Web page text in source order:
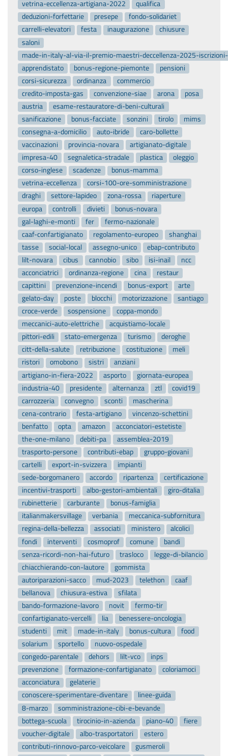
vetrina-eccellenza-artigiana-2022
qualifica
deduzioni-forfettarie
presepe
fondo-solidariet
carrelli-elevatori
festa inaugurazione
chiusure
saloni
made-in-italy-al-via-il-premio-maestri-deccellenza-2025-
apprendistato
bonus-regione-piemonte
pensioni
corsi-sicurezza
ordinanza
commercio
credito-imposta-gas
convenzione-siae arona
posa
austria
esame-restauratore-di-beni-culturali
sanificazione
bonus-facciate sonzini tirolo
mims
consegna-a-domicilio
auto-ibride
caro-bollette
vaccinazioni
provincia-novara
artigianato-digitale
impresa-40
segnaletica-stradale plastica
oleggio
corso-inglese
scadenze
bonus-mamma
vetrina-eccellenza
corsi-100-ore-somministrazione
draghi
settore-lapideo zona-rossa
riaperture
europa
controlli divieti
bonus-novara
gal-laghi-e-monti
fer
fermo-nazionale
caaf-confartigianato
regolamento-europeo
shanghai
tasse
social-local assegno-unico
ebap-contributo
lilt-novara
cibus cannobio sibo isi-inail
ncc
acconciatrici
ordinanza-regione cina
restaur
capittini
prevenzione-incendi bonus-export
arte
gelato-day
poste blocchi motorizzazione
santiago
croce-verde
sospensione
coppa-mondo
meccanici-auto-elettriche
acquistiamo-locale
pittori-edili
stato-emergenza turismo
deroghe
citt-della-salute
retribuzione costituzione
meli
ristori
omobono sistri
anziani
artigiano-in-fiera-2022
asporto
giornata-europea
industria-40
presidente alternanza ztl
covid19
carrozzeria
convegno sconti
mascherina
cena-contrario
festa-artigiano
vincenzo-schettini
benfatto
opta amazon
acconciatori-estetiste
the-one-milano
debiti-pa
assemblea-2019
trasporto-persone
contributi-ebap
gruppo-giovani
cartelli
export-in-svizzera
impianti
sede-borgomanero
accordo ripartenza
certificazione
incentivi-trasporti
albo-gestori-ambientali
giro-ditalia
rubinetterie
carburante
bonus-famiglia
italianmakersvillage
verbania
meccanica-subfornitura
regina-della-bellezza
associati ministero
alcolici
fondi
interventi cosmoprof comune
bandi
senza-ricordi-non-hai-futuro
trasloco
legge-di-bilancio
chiacchierando-con-lautore
gommista
autoriparazioni-sacco
mud-2023 telethon
caaf
bellanova
chiusura-estiva
sfilata
bando-formazione-lavoro
novit
fermo-tir
confartigianato-vercelli
lia
benessere-oncologia
studenti
mit made-in-italy bonus-cultura
food
solarium
sportello
nuovo-ospedale
congedo-parentale
dehors lilt-vco
inps
prevenzione
formazione-confartigianato
coloriamoci
acconciatura
gelaterie
conoscere-sperimentare-diventare
linee-guida
8-marzo
somministrazione-cibi-e-bevande
bottega-scuola
tirocinio-in-azienda piano-40
fiere
voucher-digitale
albo-trasportatori
estero
contributi-rinnovo-parco-veicolare
gusmeroli